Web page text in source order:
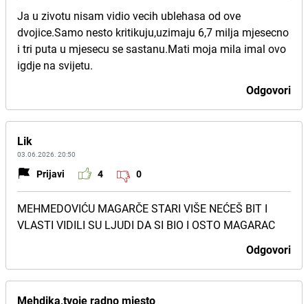
Ja u zivotu nisam vidio vecih ublehasa od ove
dvojice.Samo nesto kritikuju,uzimaju 6,7 milja mjesecno
i tri puta u mjesecu se sastanu.Mati moja mila imal ovo
igdje na svijetu.
Odgovori
Lik
03.06.2026. 20:50
Prijavi 4 0
MEHMEDOVIĆU MAGARČE STARI VIŠE NEĆEŠ BIT I
VLASTI VIDILI SU LJUDI DA SI BIO I OSTO MAGARAC
Odgovori
Mehdika,tvoje radno mjesto